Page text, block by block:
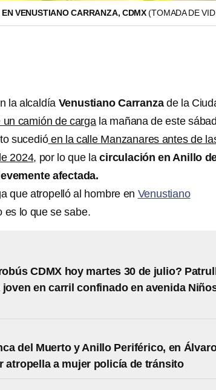
VENUSTIANO CARRANZA, CDMX(TOMADA DE
la alcaldía Venustiano Carranzade la
un camión de cargala mañana de este
sucedióen la calle Manzanares antes de
2024, por lo que lacirculación en Anillo
afectada.
que atropelló al hombre en Venustiano
es lo que se sabe.
CDMX hoy martes 30 de julio?
joven en carril confinado en avenida
del Muerto y Anillo Periférico, en
atropella a mujer policía de tránsito